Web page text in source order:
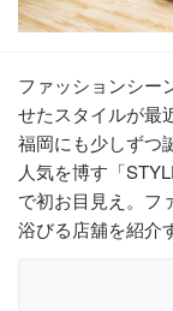
ファッションシー
せたスタイルが最
福岡にも少しずつ
人気を博す「
で初お目見え。フ
浴びる店舖を紹介